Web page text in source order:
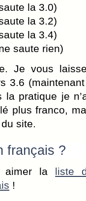
la 3.0)
la 3.2)
la 3.4)
saute rien)
Je vous
3.6
la pratique je
plus franco,
site.
français ?
aimer la liste
!